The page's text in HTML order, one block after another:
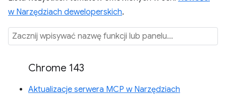
w Narzędziach deweloperskich.
Chrome 143
Aktualizacje serwera MCP w Narzędziach